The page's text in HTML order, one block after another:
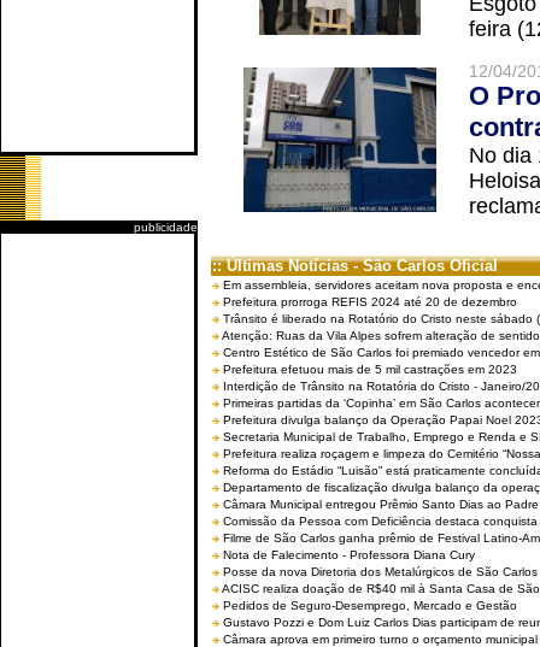
publicidade
feira
12/04/
O
No dia
:: Últimas Notícias - São Carlos Oficial
Em assembleia, servidores aceitam nova proposta e
Prefeitura prorroga REFIS 2024 até 20 de dezembro
Trânsito é liberado na Rotatório do Cristo neste sábado
Atenção: Ruas da Vila Alpes sofrem alteração de
Centro Estético de São Carlos foi premiado vencedor
Prefeitura efetuou mais de 5 mil castrações em 2023
Interdição de Trânsito na Rotatória do Cristo - Janeiro/
Primeiras partidas da ‘Copinha’ em São Carlos
Prefeitura divulga balanço da Operação Papai Noel
Secretaria Municipal de Trabalho, Emprego e Renda e
Prefeitura realiza roçagem e limpeza do Cemitério
Reforma do Estádio “Luisão” está praticamente
Departamento de fiscalização divulga balanço da
Câmara Municipal entregou Prêmio Santo Dias ao
Comissão da Pessoa com Deficiência destaca
Filme de São Carlos ganha prêmio de Festival Latino-
Nota de Falecimento - Professora Diana Cury
Posse da nova Diretoria dos Metalúrgicos de São
ACISC realiza doação de R$40 mil à Santa Casa de
Pedidos de Seguro-Desemprego, Mercado e Gestão
Gustavo Pozzi e Dom Luiz Carlos Dias participam de
Câmara aprova em primeiro turno o orçamento